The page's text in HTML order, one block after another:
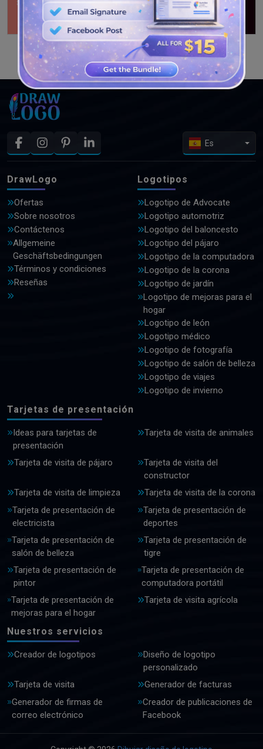
VER MÁS DISEÑOS
Es
DrawLogo
Ofertas
Sobre nosotros
Contáctenos
Allgemeine
Geschäftsbedingungen
Términos y condiciones
Reseñas
Logotipos
Logotipo de Advocate
Logotipo automotriz
Logotipo del baloncesto
Logotipo del pájaro
Logotipo de la computadora
Logotipo de la corona
Logotipo de jardín
Logotipo de mejoras para el
hogar
Logotipo de león
Logotipo médico
Logotipo de fotografía
Logotipo de salón de belleza
Logotipo de viajes
Logotipo de invierno
Tarjetas de presentación
Ideas para tarjetas de
presentación
Tarjeta de visita de animales
Tarjeta de visita de pájaro
Tarjeta de visita del
constructor
Tarjeta de visita de limpieza
Tarjeta de visita de la corona
Tarjeta de presentación de
electricista
Tarjeta de presentación de
deportes
Tarjeta de presentación de
salón de belleza
Tarjeta de presentación de
tigre
Tarjeta de presentación de
pintor
Tarjeta de presentación de
computadora portátil
Tarjeta de presentación de
mejoras para el hogar
Tarjeta de visita agrícola
Nuestros servicios
Creador de logotipos
Diseño de logotipo
personalizado
Tarjeta de visita
Generador de facturas
Generador de firmas de
correo electrónico
Creador de publicaciones de
Facebook